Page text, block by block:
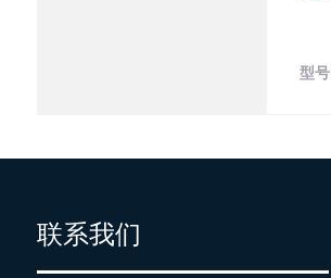
型号
联系我们